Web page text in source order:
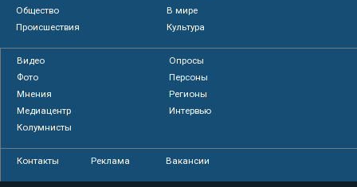
Общество
В мире
Происшествия
Культура
Видео
Опросы
Фото
Персоны
Мнения
Регионы
Медиацентр
Интервью
Колумнисты
Контакты Реклама Вакансии